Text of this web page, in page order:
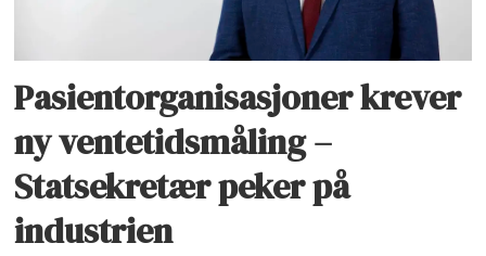
Pasientorganisasjoner krever
ny ventetidsmåling –
Statsekretær peker på
industrien